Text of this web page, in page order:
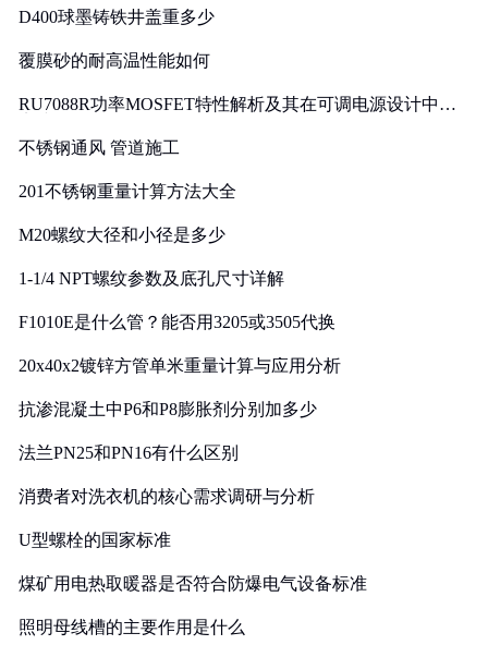
D400球墨铸铁井盖重多少
覆膜砂的耐高温性能如何
RU7088R功率MOSFET特性解析及其在可调电源设计中的
不锈钢通风 管道施工
201不锈钢重量计算方法大全
M20螺纹大径和小径是多少
1-1/4 NPT螺纹参数及底孔尺寸详解
F1010E是什么管？能否用3205或3505代换
20x40x2镀锌方管单米重量计算与应用分析
抗渗混凝土中P6和P8膨胀剂分别加多少
法兰PN25和PN16有什么区别
消费者对洗衣机的核心需求调研与分析
U型螺栓的国家标准
煤矿用电热取暖器是否符合防爆电气设备标准
照明母线槽的主要作用是什么